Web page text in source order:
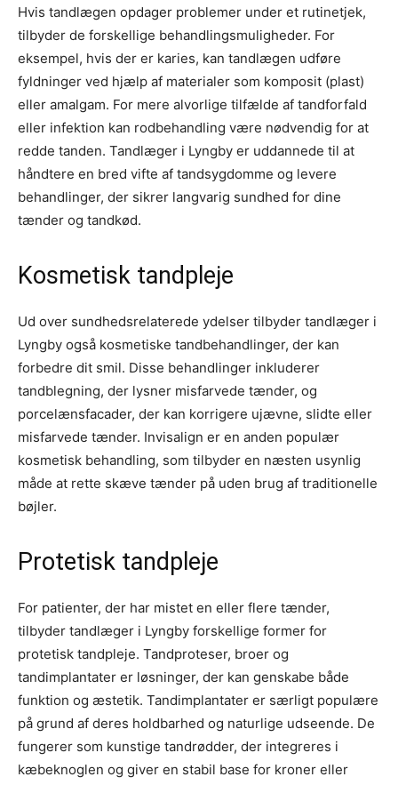
Hvis tandlægen opdager problemer under et rutinetjek,
tilbyder de forskellige behandlingsmuligheder. For
eksempel, hvis der er karies, kan tandlægen udføre
fyldninger ved hjælp af materialer som komposit (plast)
eller amalgam. For mere alvorlige tilfælde af tandforfald
eller infektion kan rodbehandling være nødvendig for at
redde tanden. Tandlæger i Lyngby er uddannede til at
håndtere en bred vifte af tandsygdomme og levere
behandlinger, der sikrer langvarig sundhed for dine
tænder og tandkød.
Kosmetisk tandpleje
Ud over sundhedsrelaterede ydelser tilbyder tandlæger i
Lyngby også kosmetiske tandbehandlinger, der kan
forbedre dit smil. Disse behandlinger inkluderer
tandblegning, der lysner misfarvede tænder, og
porcelænsfacader, der kan korrigere ujævne, slidte eller
misfarvede tænder. Invisalign er en anden populær
kosmetisk behandling, som tilbyder en næsten usynlig
måde at rette skæve tænder på uden brug af traditionelle
bøjler.
Protetisk tandpleje
For patienter, der har mistet en eller flere tænder,
tilbyder tandlæger i Lyngby forskellige former for
protetisk tandpleje. Tandproteser, broer og
tandimplantater er løsninger, der kan genskabe både
funktion og æstetik. Tandimplantater er særligt populære
på grund af deres holdbarhed og naturlige udseende. De
fungerer som kunstige tandrødder, der integreres i
kæbeknoglen og giver en stabil base for kroner eller